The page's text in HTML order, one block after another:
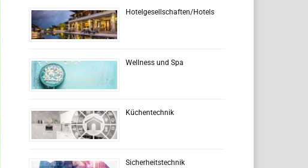
Hotelgesellschaften/Hotels
Wellness und Spa
Küchentechnik
Sicherheitstechnik